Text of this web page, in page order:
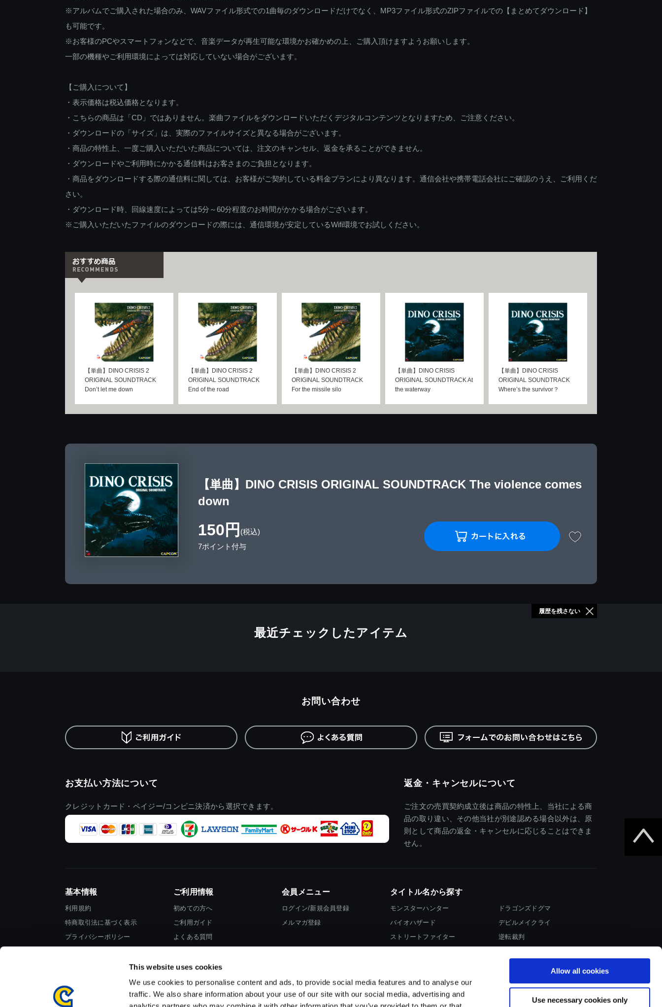
This website uses cookies
We use cookies to personalise content and ads, to provide social media features and to analyse our
traffic. We also share information about your use of our site with our social media, advertising and
Allow all cookies
Use necessary cookies only
※アルバムでご購入された場合のみ、WAVファイル形式での1曲毎のダウンロードだけでなく、MP3ファイル形式のZIPファイルでの【まとめてダウンロード】
も可能です。
※お客様のPCやスマートフォンなどで、音楽データが再生可能な環境かお確かめの上、ご購入頂けますようお願いします。
一部の機種やご利用環境によっては対応していない場合がございます。
【ご購入について】
・表示価格は税込価格となります。
・こちらの商品は「CD」ではありません。楽曲ファイルをダウンロードいただくデジタルコンテンツとなりますため、ご注意ください。
・ダウンロードの「サイズ」は、実際のファイルサイズと異なる場合がございます。
・商品の特性上、一度ご購入いただいた商品については、注文のキャンセル、返金を承ることができません。
・ダウンロードやご利用時にかかる通信料はお客さまのご負担となります。
・商品をダウンロードする際の通信料に関しては、お客様がご契約している料金プランにより異なります。通信会社や携帯電話会社にご確認のうえ、ご利用くだ
さい。
・ダウンロード時、回線速度によっては5分～60分程度のお時間がかかる場合がございます。
※ご購入いただいたファイルのダウンロードの際には、通信環境が安定しているWifi環境でお試しください。
【単曲】DINO CRISIS 2
ORIGINAL SOUNDTRACK
Don’t let me down
【単曲】DINO CRISIS 2
ORIGINAL SOUNDTRACK
End of the road
【単曲】DINO CRISIS 2
ORIGINAL SOUNDTRACK
For the missile silo
【単曲】DINO CRISIS
ORIGINAL SOUNDTRACK At
the waterway
【単曲】DINO CRISIS
ORIGINAL SOUNDTRACK
Where’s the survivor？
【単曲】DINO CRISIS ORIGINAL SOUNDTRACK The violence comes
down
150円 (税込)
7ポイント付与
最近チェックしたアイテム
履歴を残さない
お支払い方法について
クレジットカード・ペイジー/コンビニ決済から選択できます。
返金・キャンセルについて
ご注文の売買契約成立後は商品の特性上、当社による商
品の取り違い、その他当社が別途認める場合以外は、原
則として商品の返金・キャンセルに応じることはできま
せん。
お問い合わせ
基本情報
利用規約
特商取引法に基づく表示
プライバシーポリシー
ご利用情報
初めての方へ
ご利用ガイド
よくある質問
会員メニュー
ログイン/新規会員登録
メルマガ登録
タイトル名から探す
モンスターハンター
バイオハザード
ストリートファイター
ドラゴンズドグマ
デビルメイクライ
逆転裁判